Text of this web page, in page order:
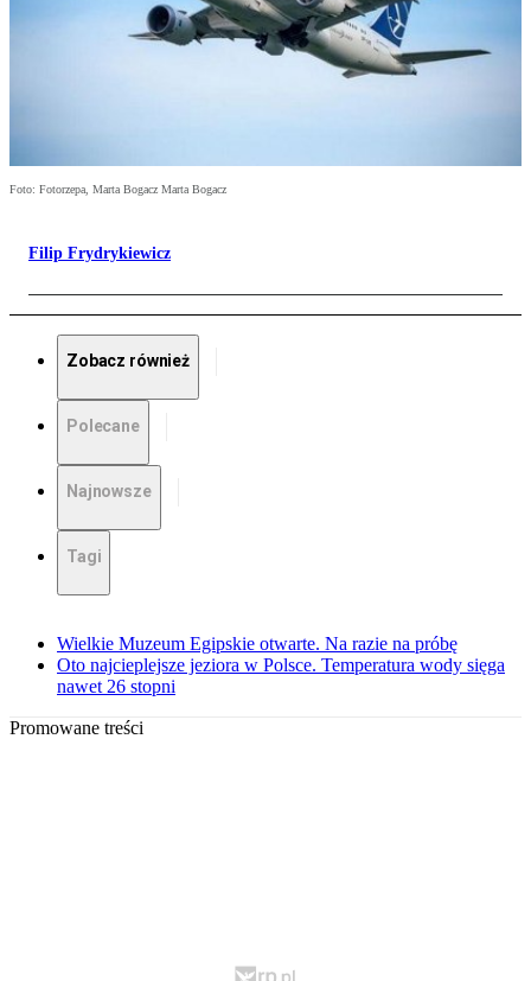
Foto: Fotorzepa, Marta Bogacz Marta Bogacz
Filip Frydrykiewicz
Zobacz również
Polecane
Najnowsze
Tagi
Wielkie Muzeum Egipskie otwarte. Na razie na próbę
Oto najcieplejsze jeziora w Polsce. Temperatura wody sięga
nawet 26 stopni
Promowane treści